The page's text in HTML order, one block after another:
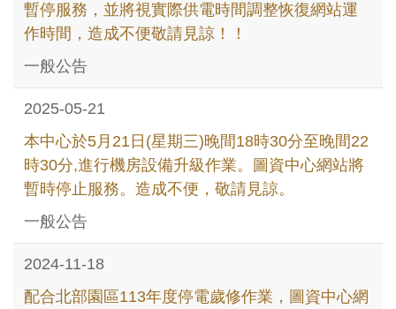
暫停服務，並將視實際供電時間調整恢復網站運
作時間，造成不便敬請見諒！！
一般公告
2025-05-21
本中心於5月21日(星期三)晚間18時30分至晚間22
時30分,進行機房設備升級作業。圖資中心網站將
暫時停止服務。造成不便，敬請見諒。
一般公告
2024-11-18
配合北部園區113年度停電歲修作業，圖資中心網